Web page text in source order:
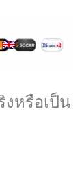
Main
หรือเป็น